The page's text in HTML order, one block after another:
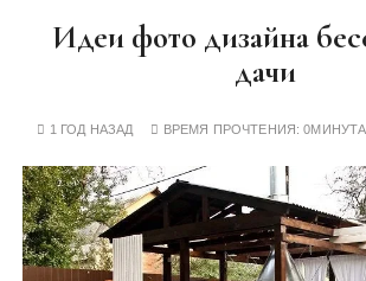
Идеи фото дизайна
дачи
1 ГОД НАЗАД ВРЕМЯ ПРОЧТЕНИЯ:0МИНУТА